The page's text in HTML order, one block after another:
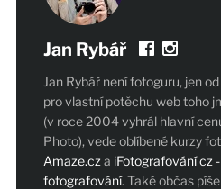
Jan Rybář
Jan Rybář není fotoguru, jen
pro vlastní potěchu web toho
(v roce 2004 vyhrál hlavní
Photo), vede oblíbené kurzy
Amaze.cz a iFotografování cz
fotografování. Také občas